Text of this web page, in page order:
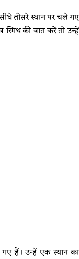
तीसरे स्थान पर चले गए
की बात करें तो उन्हें
हैं। उन्हें एक स्थान का